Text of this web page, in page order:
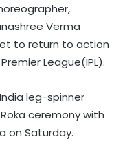
Verma
to return to action
League(IPL).
leg-spinner
ceremony with
on Saturday.